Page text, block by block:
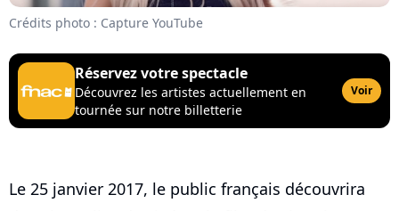
Crédits photo : Capture YouTube
Réservez votre spectacle
Découvrez les artistes actuellement en
tournée sur notre billetterie
Voir
Le 25 janvier 2017, le public français découvrira